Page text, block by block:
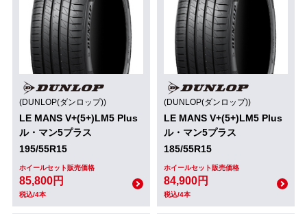
(DUNLOP(ダンロップ))
LE MANS V+(5+)LM5 Plus
ル・マン5プラス
195/55R15
ホイールセット販売価格
85,800円
税込/4本
(DUNLOP(ダンロップ))
LE MANS V+(5+)LM5 Plus
ル・マン5プラス
185/55R15
ホイールセット販売価格
84,900円
税込/4本